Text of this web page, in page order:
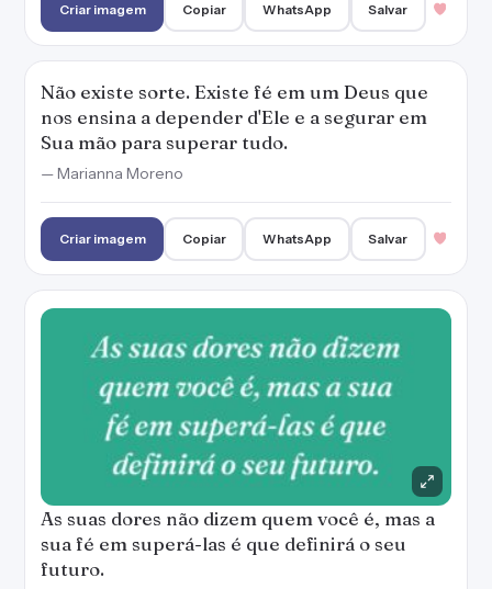
Criar imagem Copiar WhatsApp Salvar
Não existe sorte. Existe fé em um Deus que
nos ensina a depender d'Ele e a segurar em
Sua mão para superar tudo.
— Marianna Moreno
Criar imagem Copiar WhatsApp Salvar
As suas dores não dizem quem você é, mas a
sua fé em superá-las é que definirá o seu
futuro.